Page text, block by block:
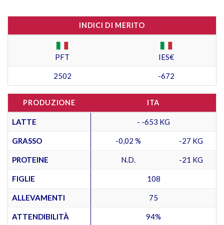
INDICI DI MERITO
PFT IES€
2502 -672
PRODUZIONE ITA
LATTE - -653 KG
GRASSO -0,02 % -27 KG
PROTEINE N.D. -21 KG
FIGLIE 108
ALLEVAMENTI 75
ATTENDIBILITÀ 94%